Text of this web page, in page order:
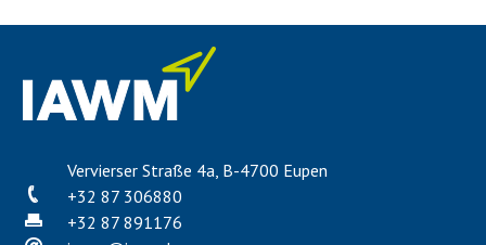
Vervierser Straße 4a, B-4700 Eupen
+32 87 306880
+32 87 891176